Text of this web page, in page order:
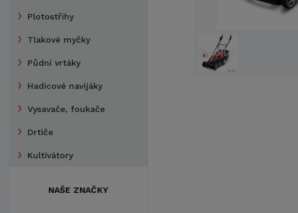
Plotostřihy
Tlakové myčky
Půdní vrtáky
Hadicové navijáky
Vysavače, foukače
Drtiče
Kultivátory
NAŠE ZNAČKY